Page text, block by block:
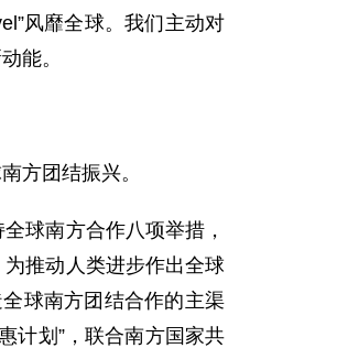
风靡全球。我们主动对
能。
方团结振兴。
球南方合作八项举措，
推动人类进步作出全球
球南方团结合作的主渠
计划”，联合南方国家共